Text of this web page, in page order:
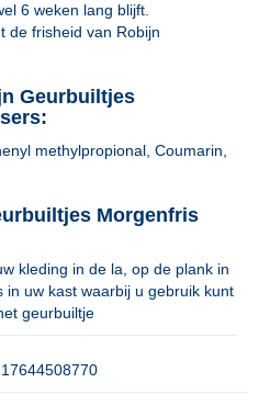
6 weken lang blijft.
de frisheid van Robijn
Geurbuiltjes
methylpropional, Coumarin,
Morgenfris
kleding in de la, op de plank in
uw kast waarbij u gebruik kunt
geurbuiltje